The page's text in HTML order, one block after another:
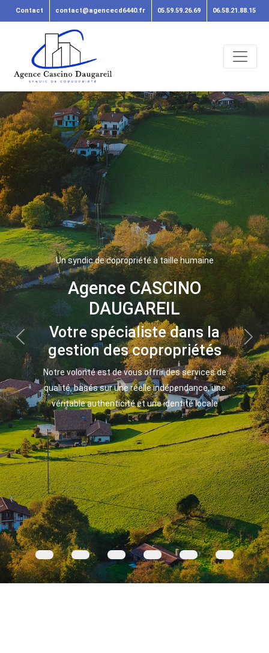
Contact contact@agencecd6440.fr 05.59.59.26.69 06.58.21.88.15
Un syndic de copropriété à taille humaine
Agence CASCINO
DAUGAREIL
Votre spécialiste dans la
gestion des copropriétés
Notre volonté est de vous offrir des services de
qualité, basés sur une réelle indépendance, une
véritable authenticité et une identité locale
Previous Next